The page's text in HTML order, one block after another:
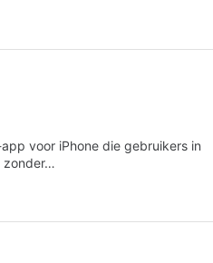
voor iPhone die gebruikers in
zonder…